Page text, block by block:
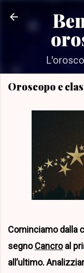
Passa
Oroscopo e
Cominciamo dalla
segnoCancroal
all’ultimo.